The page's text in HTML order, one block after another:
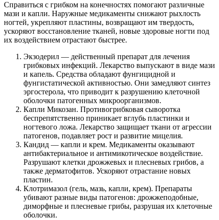
Справиться с грибком на конечностях помогают различные
мази и капли. Наружные медикаменты снижают рыхлость
ногтей, укрепляют пластины, возвращают им твердость,
ускоряют восстановление тканей, новые здоровые ногти под
их воздействием отрастают быстрее.
Экзодерил — действенный препарат для лечения
грибковых инфекций. Лекарство выпускают в виде мази
и капель. Средства обладают фунгицидной и
фунгистатической активностью. Они замедляют синтез
эргостерола, что приводит к разрушению клеточной
оболочки патогенных микроорганизмов.
Капли Микозан. Противогрибковая сыворотка
беспрепятственно приникает вглубь пластинки и
ногтевого ложа. Лекарство защищает ткани от агрессии
патогенов, подавляет рост и развитие мицелия.
Кандид — капли и крем. Медикаменты оказывают
антибактериальное и антимикотическое воздействие.
Разрушают клетки дрожжевых и плесневых грибов, а
также дерматофитов. Ускоряют отрастание новых
пластин.
Клотримазол (гель, мазь, капли, крем). Препараты
убивают разные виды патогенов: дрожжеподобные,
диморфные и плесневые грибы, разрушая их клеточные
оболочки.